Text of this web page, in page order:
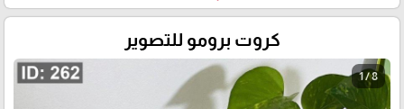
كروت برومو للتصوير
1 / 8